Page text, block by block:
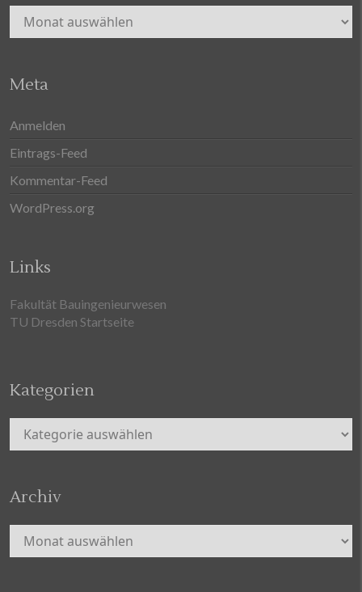
Archiv
Meta
Anmelden
Eintrags-Feed
Kommentar-Feed
WordPress.org
Links
Fakultät Bauingenieurwesen
TU Dresden Startseite
Kategorien
Kategorien
Archiv
Archiv